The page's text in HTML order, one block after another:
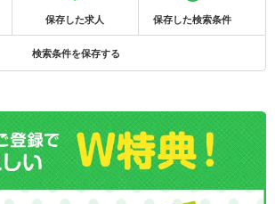
保存した求人 保存した検索条件
検索条件を保存する